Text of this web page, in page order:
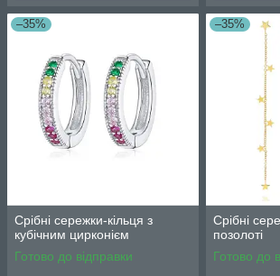
–35%
Срібні сережки-кільця з
кубічним цирконієм
Готово до відправки
–35%
Срібні
позолоті
Готово до